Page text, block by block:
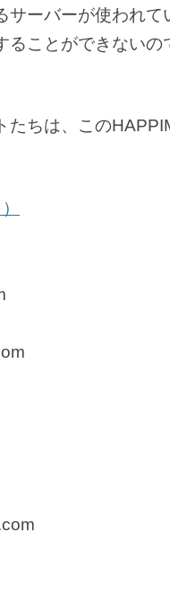
サーバーが使われ
ることができないの
たちは、この